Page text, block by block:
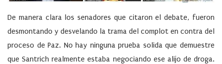
De manera clara los senadores que citaron el debate, fueron
desmontando y desvelando la trama del complot en contra del
proceso de Paz. No hay ninguna prueba solida que demuestre
que Santrich realmente estaba negociando ese alijo de droga.